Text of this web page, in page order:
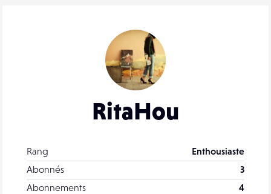
RitaHou
Rang
Enthousiaste
Abonnés
3
Abonnements
4